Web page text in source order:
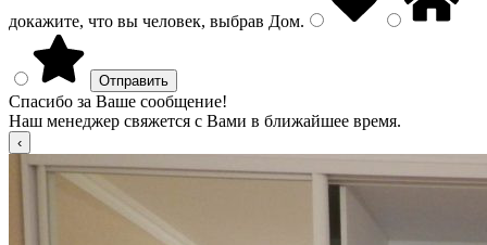
докажите, что вы человек, выбрав Дом.
Спасибо за Ваше сообщение!
Наш менеджер свяжется с Вами в ближайшее время.